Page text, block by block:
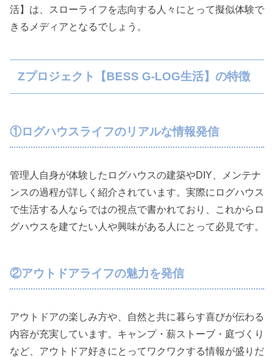
活】は、スローライフを志向する人々にとって擬似体験で
きるメディアとなるでしょう。
Zプロジェクト【BESS G-LOG生活】の特徴
①ログハウスライフのリアルな情報発信
管理人自身が体験したログハウスの建築やDIY、メンテナ
ンスの過程が詳しく紹介されています。実際にログハウス
で生活する人ならではの視点で書かれており、これからロ
グハウスを建てたい人や興味がある人にとって必見です。
②アウトドアライフの魅力を発信
アウトドアの楽しみ方や、自然と共に暮らす喜びが伝わる
内容が充実しています。キャンプ・薪ストーブ・庭づくり
など、アウトドア好きにとってワクワクする情報が盛りだ